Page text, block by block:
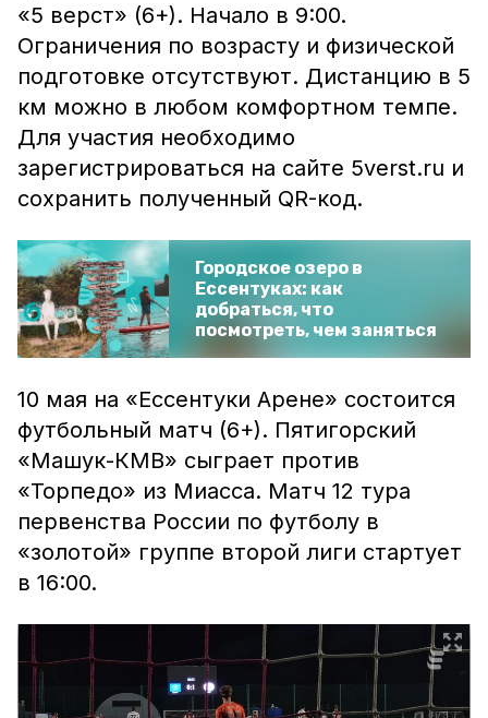
«5 верст» (6+). Начало в 9:00.
Ограничения по возрасту и физической
подготовке отсутствуют. Дистанцию в 5
км можно в любом комфортном темпе.
Для участия необходимо
зарегистрироваться на сайте 5verst.ru и
сохранить полученный QR-код.
Городское озеро в
Ессентуках: как
добраться, что
посмотреть, чем заняться
10 мая на «Ессентуки Арене» состоится
футбольный матч (6+). Пятигорский
«Машук-КМВ» сыграет против
«Торпедо» из Миасса. Матч 12 тура
первенства России по футболу в
«золотой» группе второй лиги стартует
в 16:00.